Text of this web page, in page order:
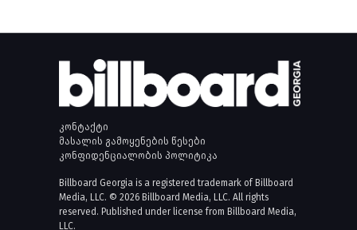
კონტაქტი
მასალის გამოყენების წესები
კონფიდენციალობის პოლიტიკა
Billboard Georgia is a registered trademark of Billboard
Media, LLC. © 2026 Billboard Media, LLC. All rights
reserved. Published under license from Billboard Media,
LLC.